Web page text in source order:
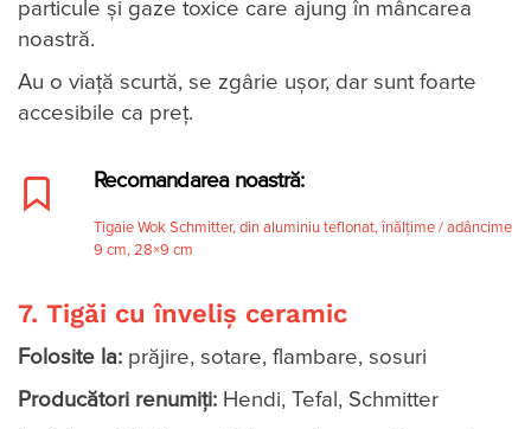
particule și gaze toxice care ajung în mâncarea
noastră.
Au o viață scurtă, se zgârie ușor, dar sunt foarte
accesibile ca preț.
Recomandarea noastră:
Tigaie Wok Schmitter, din aluminiu teflonat, înălțime / adâncime
9 cm, 28×9 cm
7. Tigăi cu înveliș ceramic
Folosite la: prăjire, sotare, flambare, sosuri
Producători renumiți: Hendi, Tefal, Schmitter